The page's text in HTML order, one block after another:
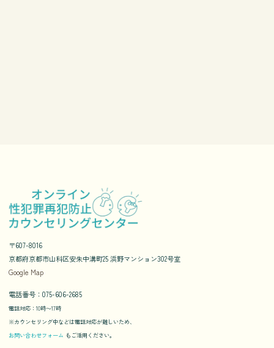
〒607-8016
京都府京都市山科区安朱中溝町25 浜野マンション302号室
Google Map
電話番号：075-606-2685
電話対応：10時〜17時
※カウンセリング中などは電話対応が難しいため、
お問い合わせフォーム もご活用ください。